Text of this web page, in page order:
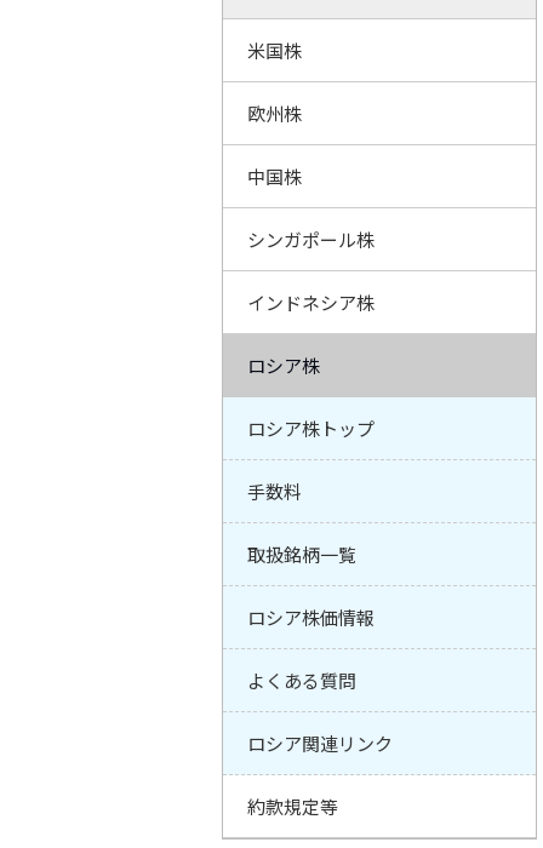
米国株
欧州株
中国株
シンガポール株
インドネシア株
ロシア株
ロシア株トップ
手数料
取扱銘柄一覧
ロシア株価情報
よくある質問
ロシア関連リンク
約款規定等